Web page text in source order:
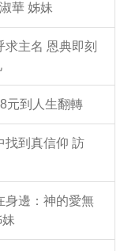
華 姊妹
主名 恩典即刻
元到人生翻轉
找到真信仰 訪
身邊：神的愛無